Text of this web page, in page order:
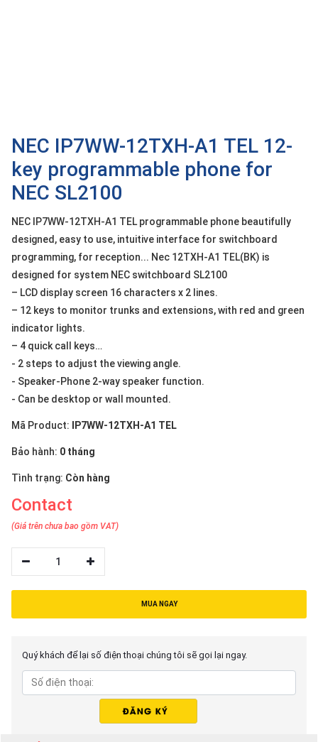
NEC IP7WW-12TXH-A1 TEL 12-
key programmable phone for
NEC SL2100
NEC IP7WW-12TXH-A1 TEL programmable phone beautifully
designed, easy to use, intuitive interface for switchboard
programming, for reception... Nec 12TXH-A1 TEL(BK) is
designed for system NEC switchboard SL2100
– LCD display screen 16 characters x 2 lines.
– 12 keys to monitor trunks and extensions, with red and green
indicator lights.
– 4 quick call keys…
- 2 steps to adjust the viewing angle.
- Speaker-Phone 2-way speaker function.
- Can be desktop or wall mounted.
Mã Product: IP7WW-12TXH-A1 TEL
Bảo hành: 0 tháng
Tình trạng: Còn hàng
Contact
(Giá trên chưa bao gồm VAT)
1
MUA NGAY
Quý khách để lại số điện thoại chúng tôi sẽ gọi lại ngay.
Contact
Giới
thiệu
Tiếng
việt
English